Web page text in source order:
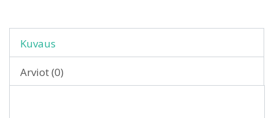
Kuvaus
Arviot (0)